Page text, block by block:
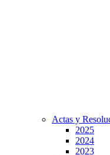
Actas y
2025
2024
2023